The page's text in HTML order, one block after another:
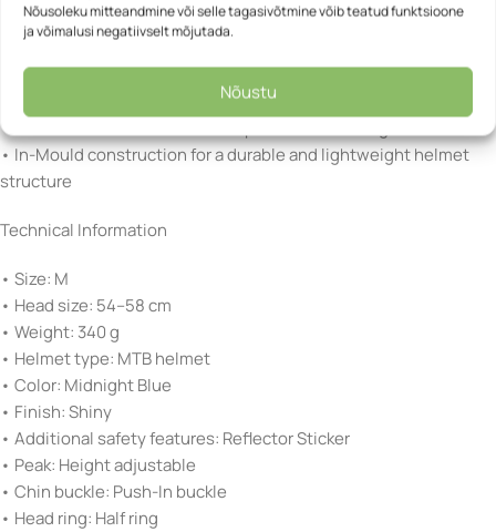
Nõusoleku mitteandmine või selle tagasivõtmine võib teatud funktsioone
ja võimalusi negatiivselt mõjutada.
Nõustu
• Flap DividerTM strap system for individual adjustment below
• Soft Comfort Pads for enhanced wearing comfort
• Removable and washable inner padding
• Push-In buckle for secure and practical fastening
• In-Mould construction for a durable and lightweight helmet
structure
Technical Information
• Size: M
• Head size: 54–58 cm
• Weight: 340 g
• Helmet type: MTB helmet
• Color: Midnight Blue
• Finish: Shiny
• Additional safety features: Reflector Sticker
• Peak: Height adjustable
• Chin buckle: Push-In buckle
• Head ring: Half ring